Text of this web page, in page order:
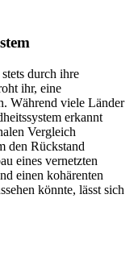
durch ihre
ihr, eine
Während viele Länder
erkannt
Vergleich
den Rückstand
eines vernetzten
einen kohärenten
könnte, lässt sich